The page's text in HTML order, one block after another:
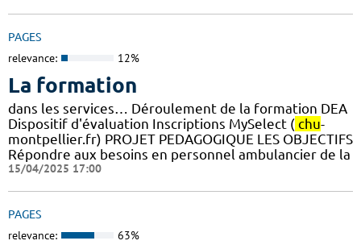
PAGES
relevance: 12%
La formation
dans les services… Déroulement de la formation DEA
Dispositif d'évaluation Inscriptions MySelect ( chu-
montpellier.fr) PROJET PEDAGOGIQUE LES OBJECTIFS
Répondre aux besoins en personnel ambulancier de la
15/04/2025 17:00
PAGES
relevance: 63%